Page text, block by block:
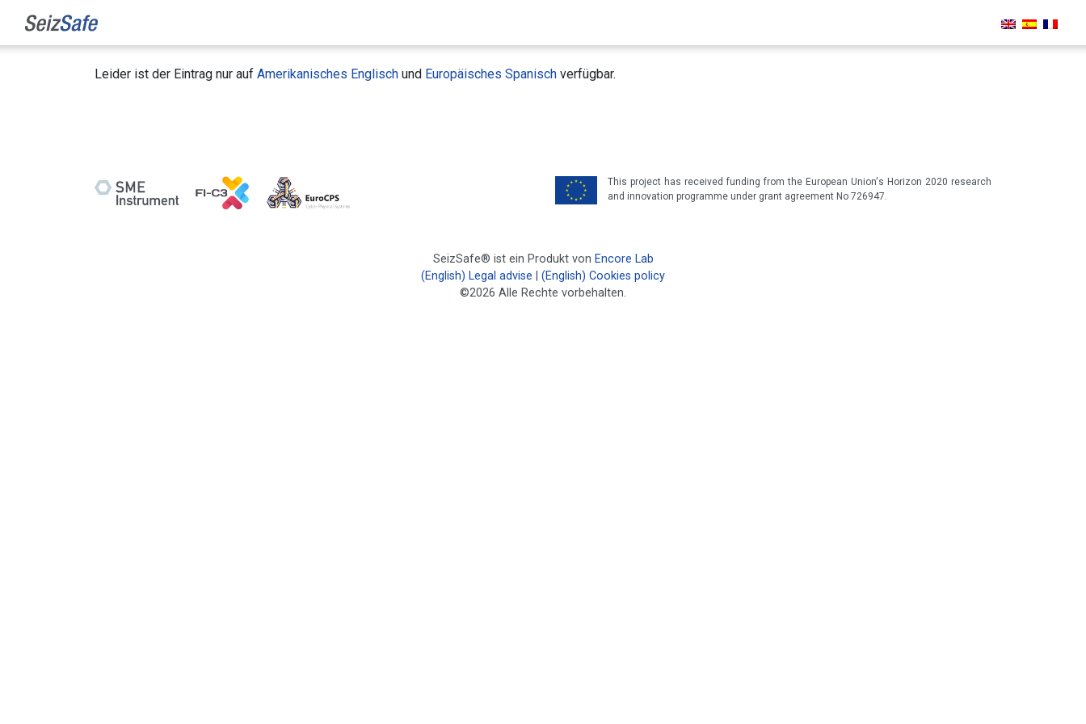
Leider ist der Eintrag nur auf Amerikanisches Englisch und Europäisches Spanisch verfügbar.
This project has received funding from the European Union's Horizon 2020 research
and innovation programme under grant agreement No 726947.
SeizSafe® ist ein Produkt von Encore Lab
(English) Legal advise
(English) Cookies policy
©2026 Alle Rechte vorbehalten.